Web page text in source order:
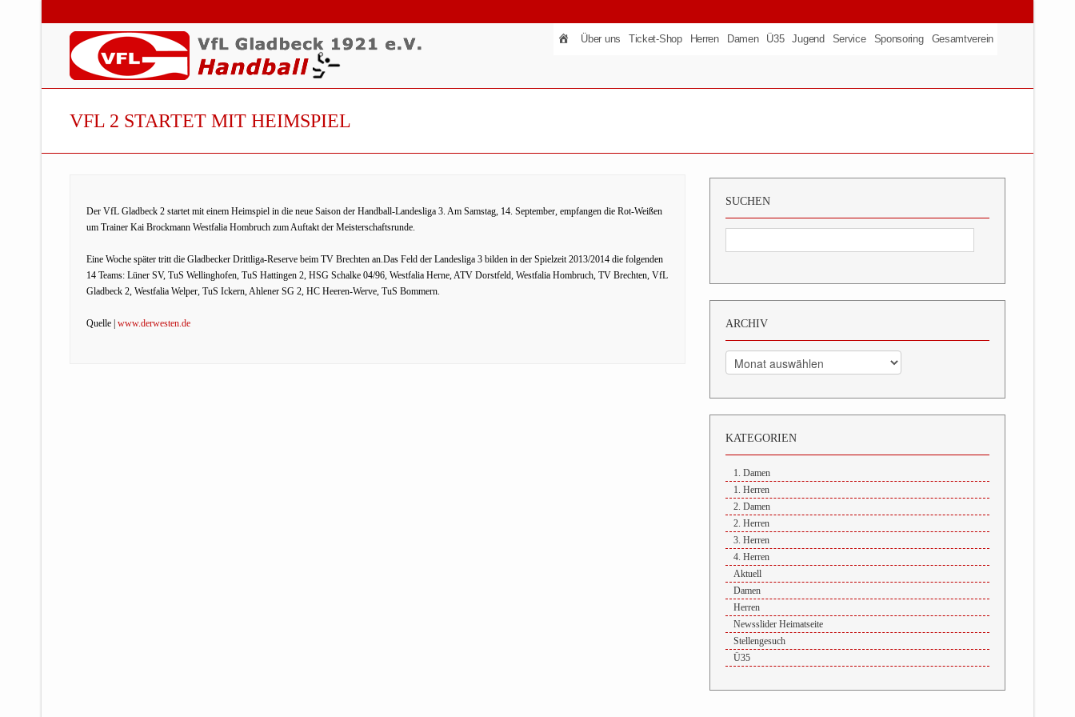
Über uns Ticket-Shop Herren Damen Ü35 Jugend Service Sponsoring Gesamtverein
VFL 2 STARTET MIT HEIMSPIEL
Der VfL Gladbeck 2 startet mit einem Heimspiel in die neue Saison der Handball-Landesliga 3. Am Samstag, 14. September, empfangen die Rot-Weißen
um Trainer Kai Brockmann Westfalia Hombruch zum Auftakt der Meisterschaftsrunde.
Eine Woche später tritt die Gladbecker Drittliga-Reserve beim TV Brechten an.Das Feld der Landesliga 3 bilden in der Spielzeit 2013/2014 die folgenden
14 Teams: Lüner SV, TuS Wellinghofen, TuS Hattingen 2, HSG Schalke 04/96, Westfalia Herne, ATV Dorstfeld, Westfalia Hombruch, TV Brechten, VfL
Gladbeck 2, Westfalia Welper, TuS Ickern, Ahlener SG 2, HC Heeren-Werve, TuS Bommern.
Quelle | www.derwesten.de
SUCHEN
ARCHIV
Archiv
KATEGORIEN
1. Damen
1. Herren
2. Damen
2. Herren
3. Herren
4. Herren
Aktuell
Damen
Herren
Newsslider Heimatseite
Stellengesuch
Ü35